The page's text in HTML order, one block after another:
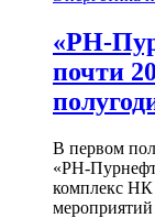
«РН-
почти
В первом
«РН-
комплекс НК